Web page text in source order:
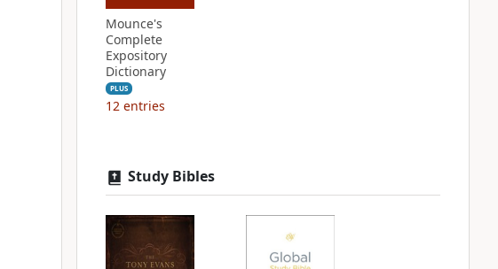
Mounce's
Complete
Expository
Dictionary
PLUS
12 entries
Study Bibles